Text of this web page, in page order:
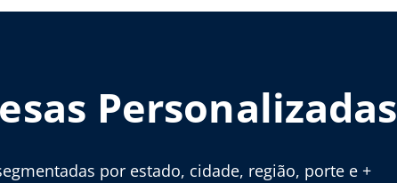
Personalizadas
por estado, cidade, região, porte e +